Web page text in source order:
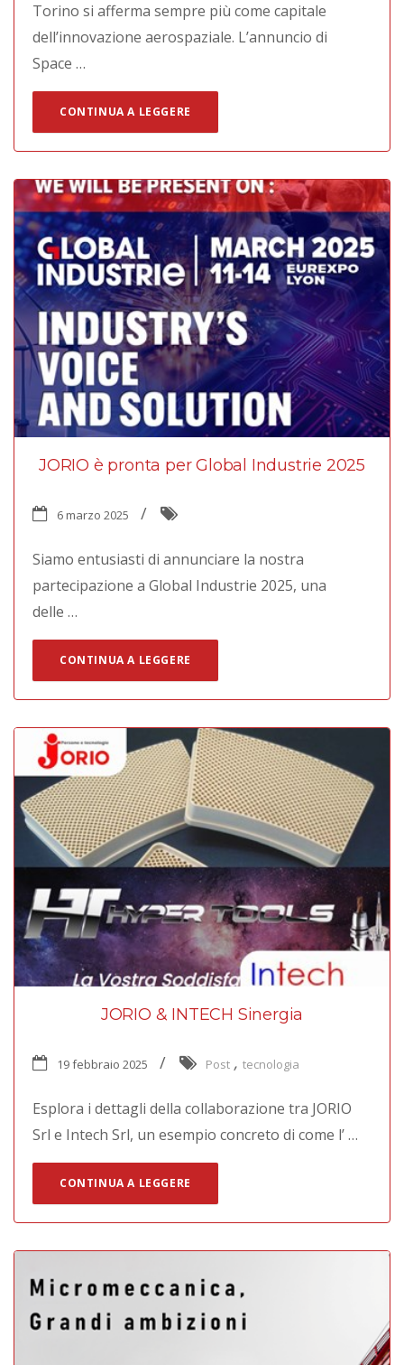
Torino si afferma sempre più come capitale
dell’innovazione aerospaziale. L’annuncio di
Space …
CONTINUA A LEGGERE
JORIO è pronta per Global Industrie 2025
6 marzo 2025
Siamo entusiasti di annunciare la nostra
partecipazione a Global Industrie 2025, una
delle …
CONTINUA A LEGGERE
JORIO & INTECH Sinergia
19 febbraio 2025 Post , tecnologia
Esplora i dettagli della collaborazione tra JORIO
Srl e Intech Srl, un esempio concreto di come l’ …
CONTINUA A LEGGERE